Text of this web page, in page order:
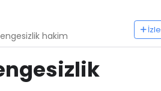
hakim